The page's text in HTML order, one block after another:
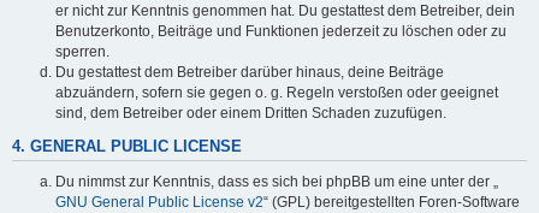
er nicht zur Kenntnis genommen hat. Du gestattest dem Betreiber, dein
Benutzerkonto, Beiträge und Funktionen jederzeit zu löschen oder zu
sperren.
Du gestattest dem Betreiber darüber hinaus, deine Beiträge
abzuändern, sofern sie gegen o. g. Regeln verstoßen oder geeignet
sind, dem Betreiber oder einem Dritten Schaden zuzufügen.
4. GENERAL PUBLIC LICENSE
Du nimmst zur Kenntnis, dass es sich bei phpBB um eine unter der „
GNU General Public License v2“ (GPL) bereitgestellten Foren-Software